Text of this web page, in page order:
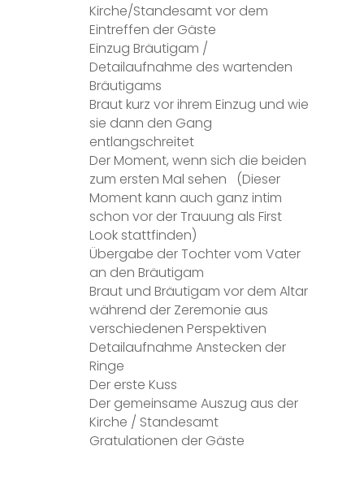
Kirche/Standesamt vor dem
Eintreffen der Gäste
Einzug Bräutigam /
Detailaufnahme des wartenden
Bräutigams
Braut kurz vor ihrem Einzug und wie
sie dann den Gang
entlangschreitet
Der Moment, wenn sich die beiden
zum ersten Mal sehen
(Dieser
Moment kann auch ganz intim
schon vor der Trauung als First
Lookstattfinden)
Übergabe der Tochter vom Vater
an den Bräutigam
Braut und Bräutigam vor dem Altar
während der Zeremonie aus
verschiedenen Perspektiven
Detailaufnahme Anstecken der
Ringe
Der erste Kuss
Der gemeinsame Auszug aus der
Kirche / Standesamt
Gratulationen der Gäste